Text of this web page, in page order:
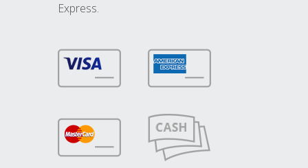
Express.